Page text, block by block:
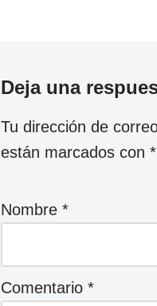
Deja una
Tu dirección de
están marcados con*
Nombre*
Comentario*